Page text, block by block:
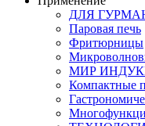
ДЛЯ
Паровая печь
Фритюрницы
МИР
Компактные